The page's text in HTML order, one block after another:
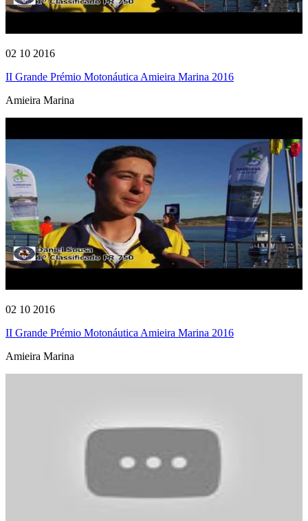
02 10 2016
II Grande Prémio Motonáutica Amieira Marina 2016
Amieira Marina
02 10 2016
II Grande Prémio Motonáutica Amieira Marina 2016
Amieira Marina